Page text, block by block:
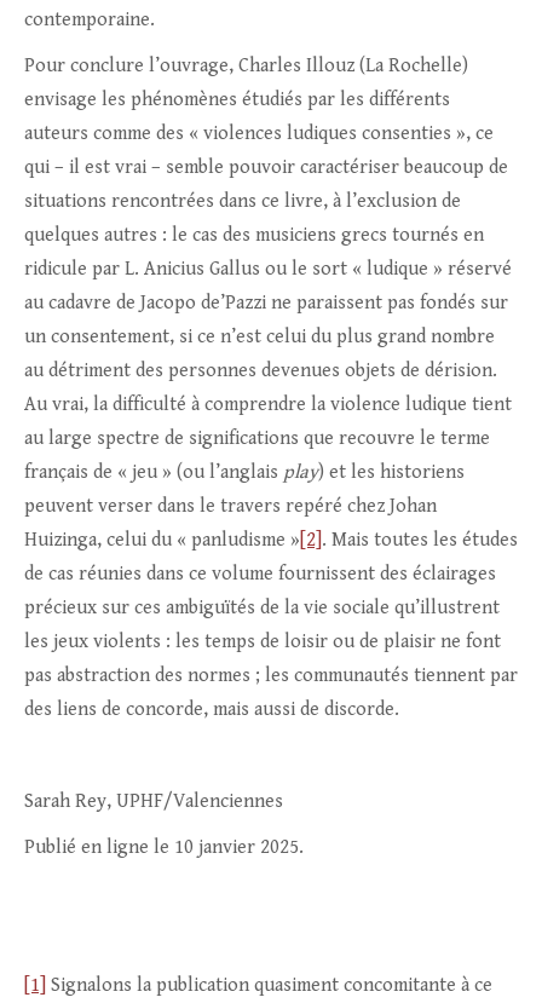
contemporaine.
Pour conclure l’ouvrage, Charles Illouz (La Rochelle)
envisage les phénomènes étudiés par les différents
auteurs comme des « violences ludiques consenties », ce
qui – il est vrai – semble pouvoir caractériser beaucoup de
situations rencontrées dans ce livre, à l’exclusion de
quelques autres : le cas des musiciens grecs tournés en
ridicule par L. Anicius Gallus ou le sort « ludique » réservé
au cadavre de Jacopo de’Pazzi ne paraissent pas fondés sur
un consentement, si ce n’est celui du plus grand nombre
au détriment des personnes devenues objets de dérision.
Au vrai, la difficulté à comprendre la violence ludique tient
au large spectre de significations que recouvre le terme
français de « jeu » (ou l’anglais play) et les historiens
peuvent verser dans le travers repéré chez Johan
Huizinga, celui du « panludisme » [2] . Mais toutes les études
de cas réunies dans ce volume fournissent des éclairages
précieux sur ces ambiguïtés de la vie sociale qu’illustrent
les jeux violents : les temps de loisir ou de plaisir ne font
pas abstraction des normes ; les communautés tiennent par
des liens de concorde, mais aussi de discorde.
Sarah Rey, UPHF/Valenciennes
Publié en ligne le 10 janvier 2025.
[1] Signalons la publication quasiment concomitante à ce